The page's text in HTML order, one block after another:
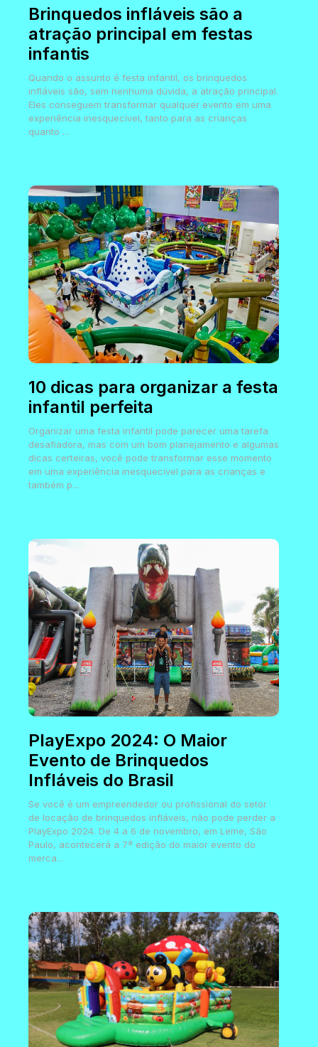
Brinquedos infláveis são a
atração principal em festas
infantis
Quando o assunto é festa infantil, os brinquedos
infláveis são, sem nenhuma dúvida, a atração principal.
Eles conseguem transformar qualquer evento em uma
experiência inesquecível, tanto para as crianças
quanto ...
10 dicas para organizar a festa
infantil perfeita
Organizar uma festa infantil pode parecer uma tarefa
desafiadora, mas com um bom planejamento e algumas
dicas certeiras, você pode transformar esse momento
em uma experiência inesquecível para as crianças e
também p...
PlayExpo 2024: O Maior
Evento de Brinquedos
Infláveis do Brasil
Se você é um empreendedor ou profissional do setor
de locação de brinquedos infláveis, não pode perder a
PlayExpo 2024. De 4 a 6 de novembro, em Leme, São
Paulo, acontecerá a 7ª edição do maior evento do
merca...